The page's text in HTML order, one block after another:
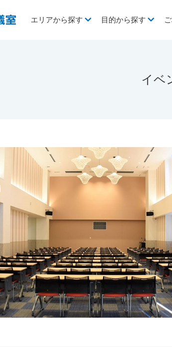
エリアから探す 目的から探す
イベ